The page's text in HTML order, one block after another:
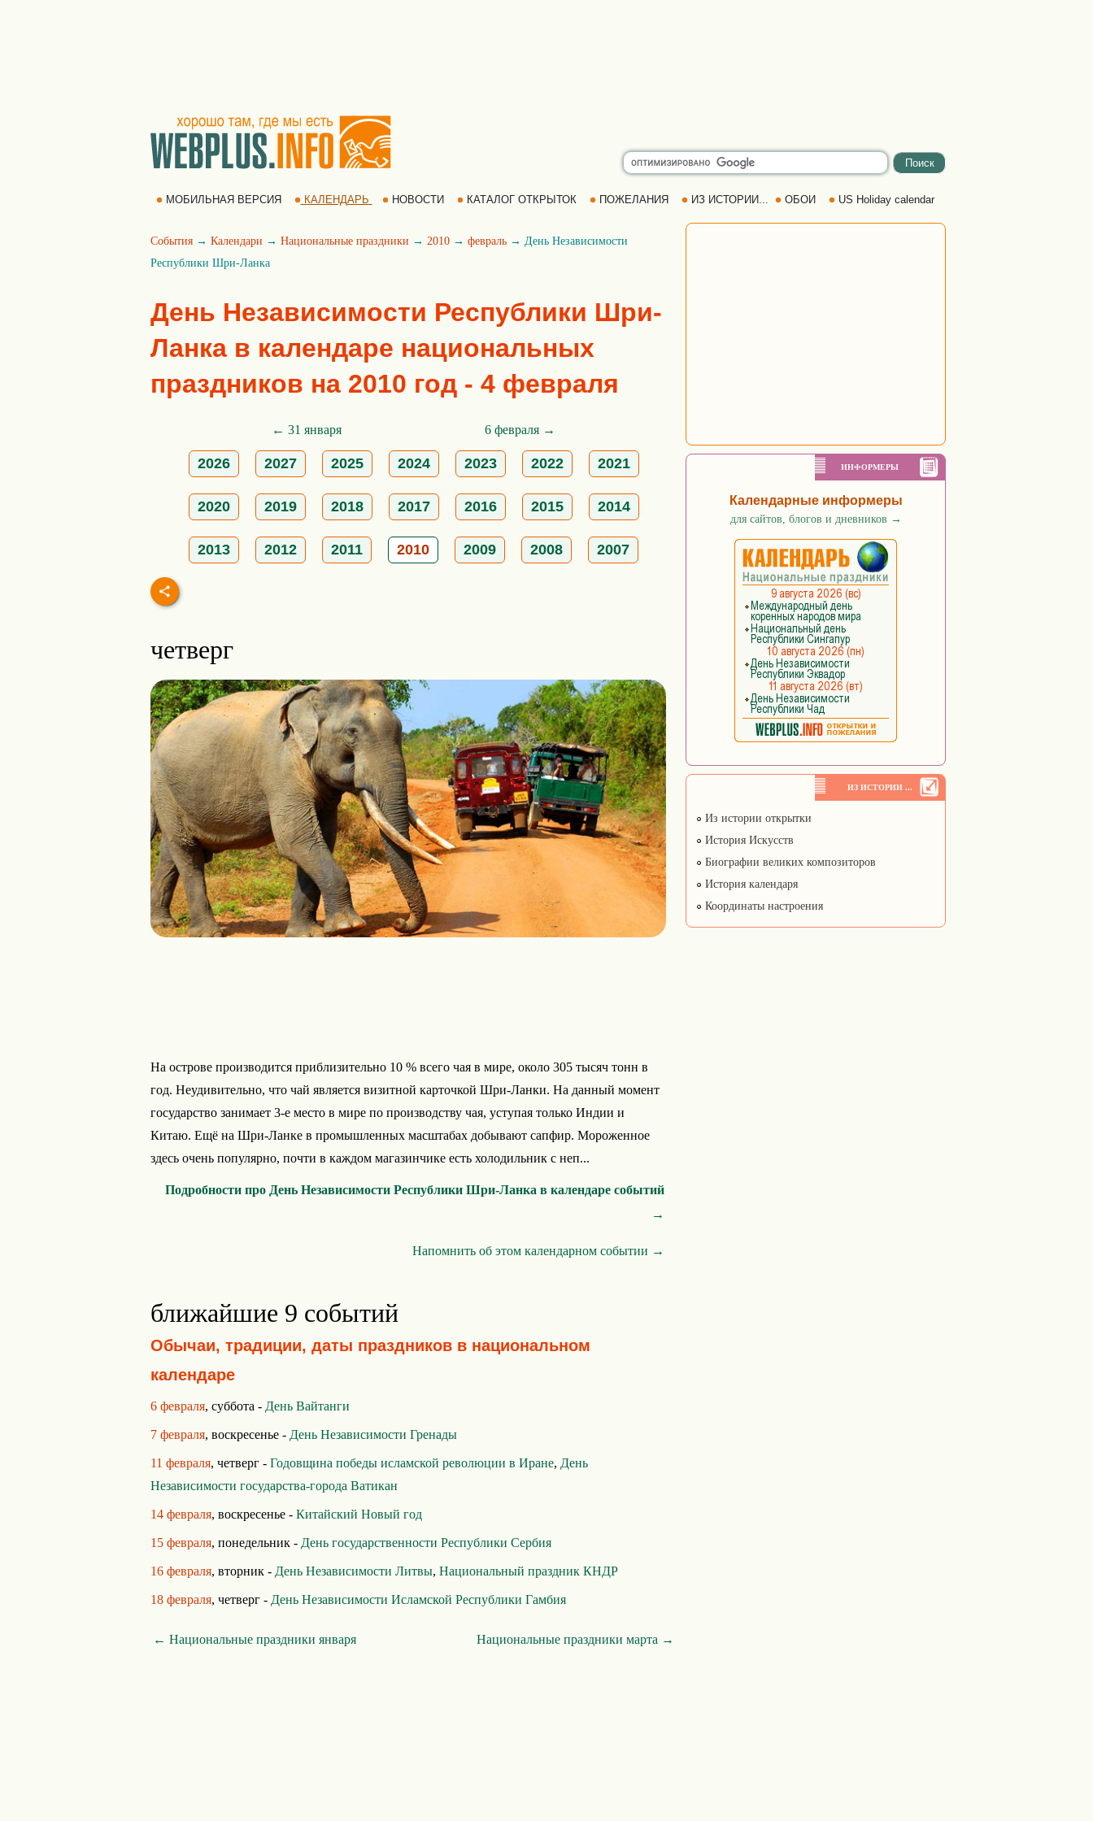
МОБИЛЬНАЯ ВЕРСИЯ КАЛЕНДАРЬ НОВОСТИ КАТАЛОГ ОТКРЫТОК ПОЖЕЛАНИЯ ИЗ ИСТОРИИ... ОБОИ US Holiday calendar
События → Календари → Национальные праздники → 2010 → февраль → День Независимости
Республики Шри-Ланка
День Независимости Республики Шри-
Ланка в календаре национальных
праздников на 2010 год - 4 февраля
← 31 января 6 февраля →
2026 2027 2025 2024 2023 2022 2021
2020 2019 2018 2017 2016 2015 2014
2013 2012 2011 2010 2009 2008 2007
четверг
На острове производится приблизительно 10 % всего чая в мире, около 305 тысяч тонн в
год. Неудивительно, что чай является визитной карточкой Шри-Ланки. На данный момент
государство занимает 3-е место в мире по производству чая, уступая только Индии и
Китаю. Ещё на Шри-Ланке в промышленных масштабах добывают сапфир. Мороженное
здесь очень популярно, почти в каждом магазинчике есть холодильник с неп...
Подробности про День Независимости Республики Шри-Ланка в календаре событий
→
Напомнить об этом календарном событии →
ближайшие 9 событий
Обычаи, традиции, даты праздников в национальном
календаре
6 февраля, суббота - День Вайтанги
7 февраля, воскресенье - День Независимости Гренады
11 февраля, четверг - Годовщина победы исламской революции в Иране, День
Независимости государства-города Ватикан
14 февраля, воскресенье - Китайский Новый год
15 февраля, понедельник - День государственности Республики Сербия
16 февраля, вторник - День Независимости Литвы, Национальный праздник КНДР
18 февраля, четверг - День Независимости Исламской Республики Гамбия
← Национальные праздники января Национальные праздники марта →
ИНФОРМЕРЫ
Календарные информеры
для сайтов, блогов и дневников →
ИЗ ИСТОРИИ ...
Из истории открытки
История Искусств
Биографии великих композиторов
История календаря
Координаты настроения